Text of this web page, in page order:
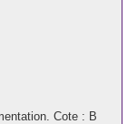
Cote : B